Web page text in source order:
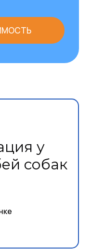
у
собак